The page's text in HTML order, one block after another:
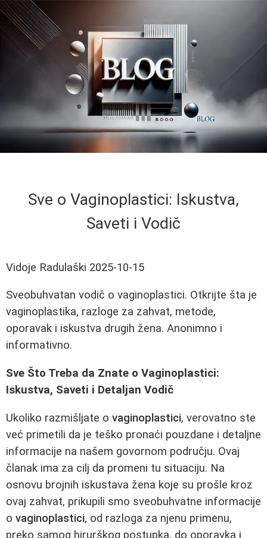
Sve o Vaginoplastici: Iskustva,
Saveti i Vodič
Vidoje Radulaški 2025-10-15
Sveobuhvatan vodič o vaginoplastici. Otkrijte šta je
vaginoplastika, razloge za zahvat, metode,
oporavak i iskustva drugih žena. Anonimno i
informativno.
Sve Što Treba da Znate o Vaginoplastici:
Iskustva, Saveti i Detaljan Vodič
Ukoliko razmišljate o vaginoplastici, verovatno ste
već primetili da je teško pronaći pouzdane i detaljne
informacije na našem govornom području. Ovaj
članak ima za cilj da promeni tu situaciju. Na
osnovu brojnih iskustava žena koje su prošle kroz
ovaj zahvat, prikupili smo sveobuhvatne informacije
o vaginoplastici, od razloga za njenu primenu,
preko samog hirurškog postupka, do oporavka i